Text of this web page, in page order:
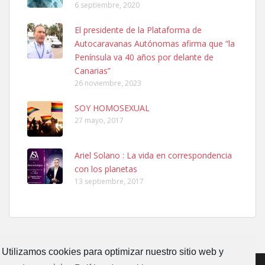
Utilizamos cookies para optimizar nuestro sitio web y
Ninfa perdida
El día 5 se los perdió una ninfa papillera, asustada tiene miedo a la
calle, se perdió por la zon...
Leales.org » Gran Canaria
6.7.2025
Adopcion
Busco casa de acogida para mi perrita ya que por temas de trabajo
no la puedo tener. Solo gente r...
6 septiembre, 2020
El presidente de la Plataforma de
Autocaravanas Autónomas afirma que “la
Península va 40 años por delante de
Canarias”
26 noviembre, 2023
SOY HOMOSEXUAL
27 mayo, 2017
Ariel Solano : La vida en correspondencia
con los planetas
13 septiembre, 2017